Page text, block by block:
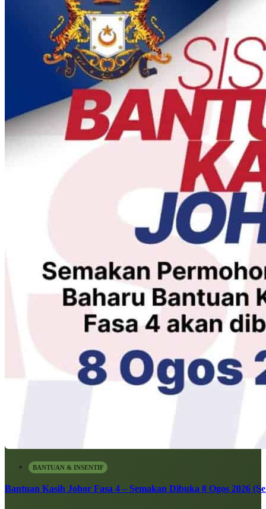
BANTUAN & INSENTIF
Bantuan Kasih Johor Fasa 4 – Semakan Dibuka 8 Ogos 2026